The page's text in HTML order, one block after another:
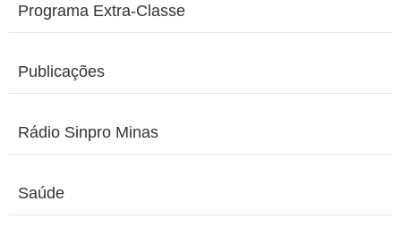
Programa Extra-Classe
Publicações
Rádio Sinpro Minas
Saúde